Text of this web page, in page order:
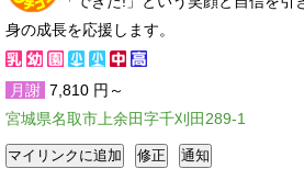
身の成長を応援します。
月謝 7,810 円～
宮城県名取市上余田字千刈田289-1